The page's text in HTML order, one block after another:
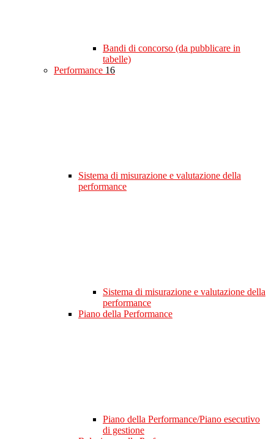
Bandi di concorso (da pubblicare in
tabelle)
Performance 16
Sistema di misurazione e valutazione della
performance
Sistema di misurazione e valutazione della
performance
Piano della Performance
Piano della Performance/Piano esecutivo
di gestione